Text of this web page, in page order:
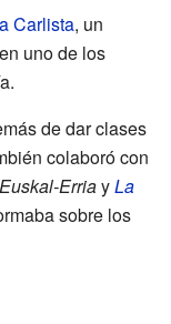
Carlista, un
uno de los
de dar clases
colaboró con
Euskal-ErriayLa
sobre los